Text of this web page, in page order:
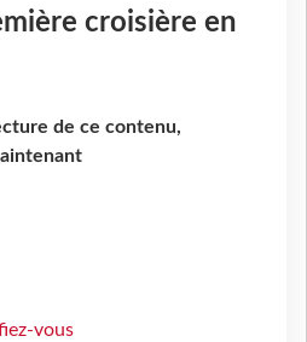
croisière en
de ce contenu,
vous